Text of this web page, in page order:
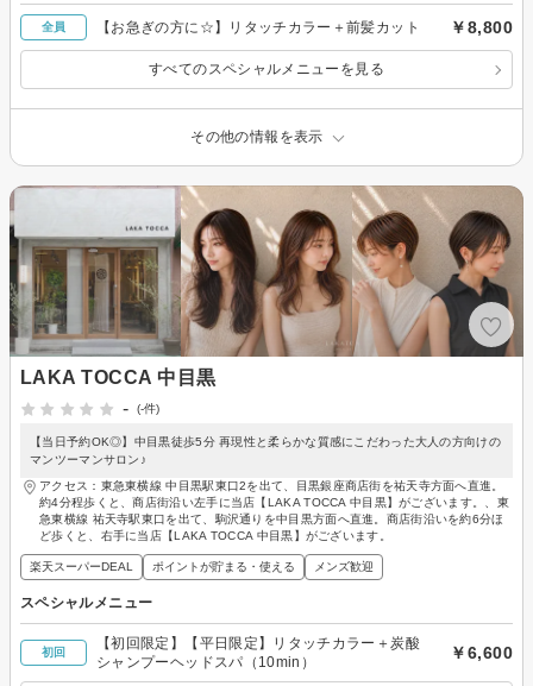
全員 【お急ぎの方に☆】リタッチカラー＋前髪カット ￥8,800
すべてのスペシャルメニューを見る
その他の情報を表示
LAKA TOCCA 中目黒
-
(-件)
【当日予約OK◎】中目黒徒歩5分 再現性と柔らかな質感にこだわった大人の方向けの
マンツーマンサロン♪
アクセス：東急東横線 中目黒駅東口2を出て、目黒銀座商店街を祐天寺方面へ直進。
約4分程歩くと、商店街沿い左手に当店【LAKA TOCCA 中目黒】がございます。、東
急東横線 祐天寺駅東口を出て、駒沢通りを中目黒方面へ直進。商店街沿いを約6分ほ
ど歩くと、右手に当店【LAKA TOCCA 中目黒】がございます。
楽天スーパーDEAL ポイントが貯まる・使える メンズ歓迎
スペシャルメニュー
初回
【初回限定】【平日限定】リタッチカラー＋炭酸
シャンプーヘッドスパ（10min）
￥6,600